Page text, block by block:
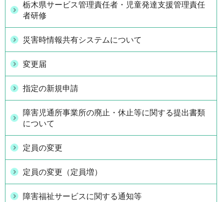
栃木県サービス管理責任者・児童発達支援管理責任
者研修
災害時情報共有システムについて
変更届
指定の新規申請
障害児通所事業所の廃止・休止等に関する提出書類
について
定員の変更
定員の変更（定員増）
障害福祉サービスに関する通知等